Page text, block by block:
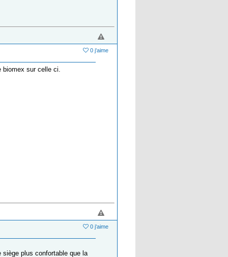
0 j'aime
biomex sur celle ci.
0 j'aime
plus confortable que la